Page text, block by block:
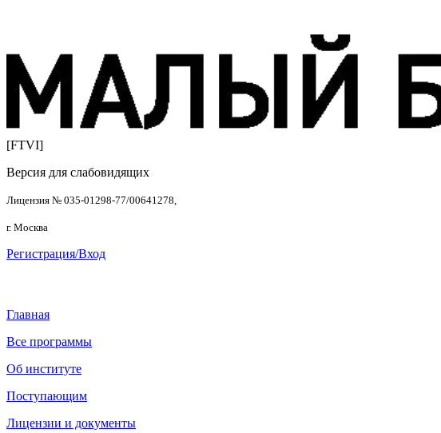
[FTVI]
Версия для слабовидящих
Лицензия № 035-01298-77/00641278,
г. Москва
Регистрация/Вход
Главная
Все программы
Об институте
Поступающим
Лицензии и документы